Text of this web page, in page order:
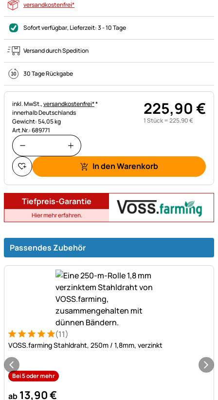
versandkostenfrei*
Sofort verfügbar, Lieferzeit:3 - 10 Tage
Versand durch Spedition
30 Tage Rückgabe
Steuerhinweis:
inkl. MwSt.,versandkostenfrei**
innerhalb Deutschlands
Gewicht: 54,05 kg
Art.Nr.: 689771
225,90€
1 Stück =225,90€
In den Warenkorb
Tiefpreis-Garantie
Hier mehr erfahren.
Passendes Zubehör
Bewertung: 5 von 5 (11 Bewertungen)
11 Bewertungen
(11)
VOSS.farming Stahldraht, 250m / 1,8mm, verzinkt
Bei 5 oder mehr
ab 13,90€